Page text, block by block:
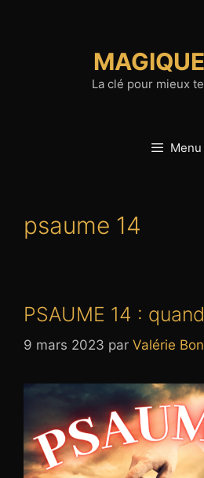
La clé pour mieux
Menu
psaume 14
PSAUME 14 :
9 mars 2023 par Valérie